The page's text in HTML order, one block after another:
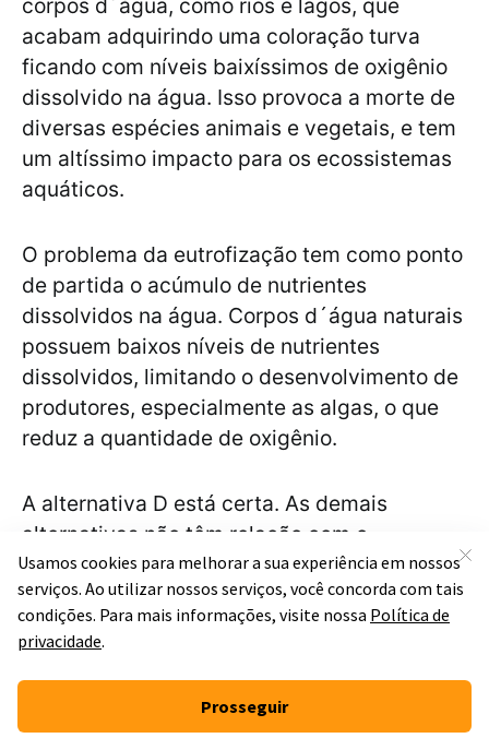
corpos d´água, como rios e lagos, que
acabam adquirindo uma coloração turva
ficando com níveis baixíssimos de oxigênio
dissolvido na água. Isso provoca a morte de
diversas espécies animais e vegetais, e tem
um altíssimo impacto para os ecossistemas
aquáticos.
O problema da eutrofização tem como ponto
de partida o acúmulo de nutrientes
dissolvidos na água. Corpos d´água naturais
possuem baixos níveis de nutrientes
dissolvidos, limitando o desenvolvimento de
produtores, especialmente as algas, o que
reduz a quantidade de oxigênio.
A alternativa D está certa. As demais
alternativas não têm relação com o
enunciado.
Gabarito: D.